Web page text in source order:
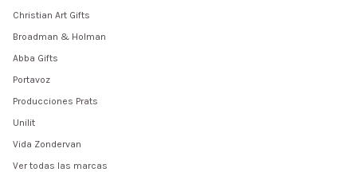
Christian Art Gifts
Broadman & Holman
Abba Gifts
Portavoz
Producciones Prats
Unilit
Vida Zondervan
Ver todas las marcas